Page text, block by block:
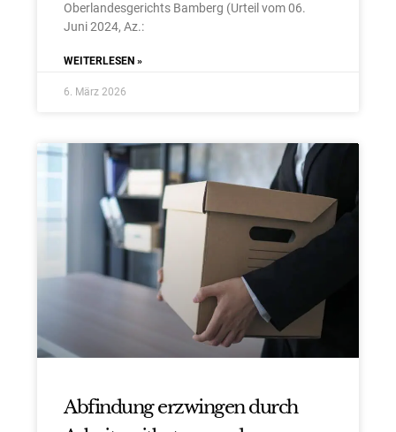
Oberlandesgerichts Bamberg (Urteil vom 06.
Juni 2024, Az.:
WEITERLESEN »
6. März 2026
Abfindung erzwingen durch